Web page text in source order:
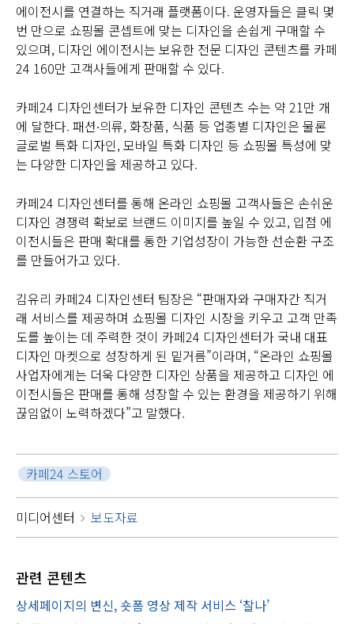
에이전시를 연결하는 직거래 플랫폼이다. 운영자들은 클릭 몇
번 만으로 쇼핑몰 콘셉트에 맞는 디자인을 손쉽게 구매할 수
있으며, 디자인 에이전시는 보유한 전문 디자인 콘텐츠를 카페
24 160만 고객사들에게 판매할 수 있다.
카페24 디자인센터가 보유한 디자인 콘텐츠 수는 약 21만 개
에 달한다. 패션∙의류, 화장품, 식품 등 업종별 디자인은 물론
글로벌 특화 디자인, 모바일 특화 디자인 등 쇼핑몰 특성에 맞
는 다양한 디자인을 제공하고 있다.
카페24 디자인센터를 통해 온라인 쇼핑몰 고객사들은 손쉬운
디자인 경쟁력 확보로 브랜드 이미지를 높일 수 있고, 입점 에
이전시들은 판매 확대를 통한 기업성장이 가능한 선순환 구조
를 만들어가고 있다.
김유리 카페24 디자인센터 팀장은 “판매자와 구매자간 직거
래 서비스를 제공하며 쇼핑몰 디자인 시장을 키우고 고객 만족
도를 높이는 데 주력한 것이 카페24 디자인센터가 국내 대표
디자인 마켓으로 성장하게 된 밑거름”이라며, “온라인 쇼핑몰
사업자에게는 더욱 다양한 디자인 상품을 제공하고 디자인 에
이전시들은 판매를 통해 성장할 수 있는 환경을 제공하기 위해
끊임없이 노력하겠다”고 말했다.
카페24 스토어
미디어센터 보도자료
관련 콘텐츠
상세페이지의 변신, 숏폼 영상 제작 서비스 ‘찰나’